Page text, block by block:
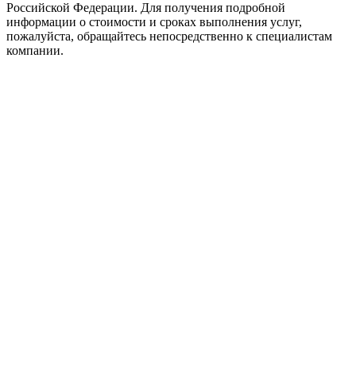
Российской Федерации. Для получения подробной
информации о стоимости и сроках выполнения услуг,
пожалуйста, обращайтесь непосредственно к специалистам
компании.